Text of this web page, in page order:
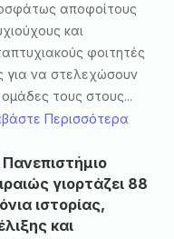
αποφοίτους
και
φοιτητές
για να στελεχώσουν
ομάδες τους στους...
Περισσότερα
γιορτάζει 88
ιστορίας,
και